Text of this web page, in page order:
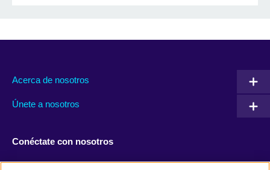
Acerca de nosotros
Únete a nosotros
Conéctate con nosotros